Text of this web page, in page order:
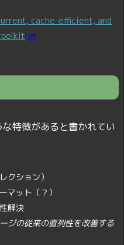
cache-efficient, and
特徴があると書かれてい
クション）
マット（？）
解決
ジの従来の直列性を改善する